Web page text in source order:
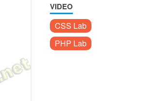
VIDEO
CSS Lab
PHP Lab